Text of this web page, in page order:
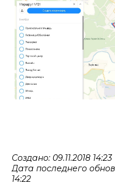
Создано: 09.11.2018 14:23
Дата последнего
14:22